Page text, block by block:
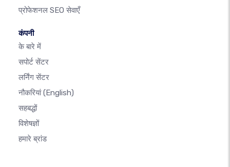
प्रोफेशनल SEO सेवाएँ
कंपनी
के बारे में
सपोर्ट सेंटर
लर्निंग सेंटर
नौकरियां(English)
सहबद्धों
विशेषज्ञों
हमारे ब्रांड